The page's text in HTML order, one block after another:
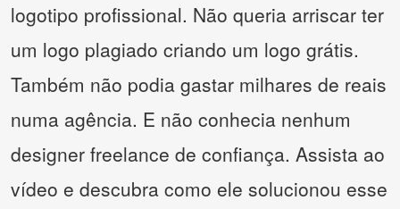
logotipo profissional. Não queria arriscar ter
um logo plagiado criando um logo grátis.
Também não podia gastar milhares de reais
numa agência. E não conhecia nenhum
designer freelance de confiança. Assista ao
vídeo e descubra como ele solucionou esse